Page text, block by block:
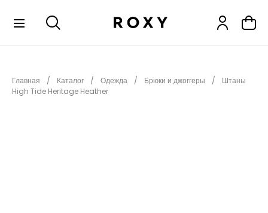
НОВИНКИ
Главная Каталог Одежда Брюки и джоггеры
Штаны
High Tide Heritage Heather